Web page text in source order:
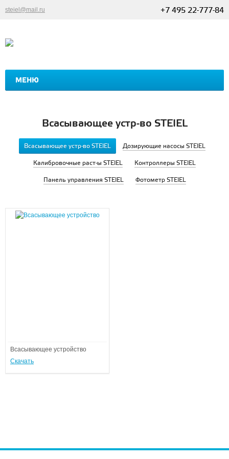
steiel@mail.ru +7 495 22-777-84
МЕНЮ
ГЛАВНАЯ
Всасывающее устр-во STEIEL
Всасывающее устр-во STEIEL Дозирующие насосы STEIEL
Калибровочные раст-ы STEIEL Контроллеры STEIEL
Панель управления STEIEL Фотометр STEIEL
Всасывающее устройство
Скачать